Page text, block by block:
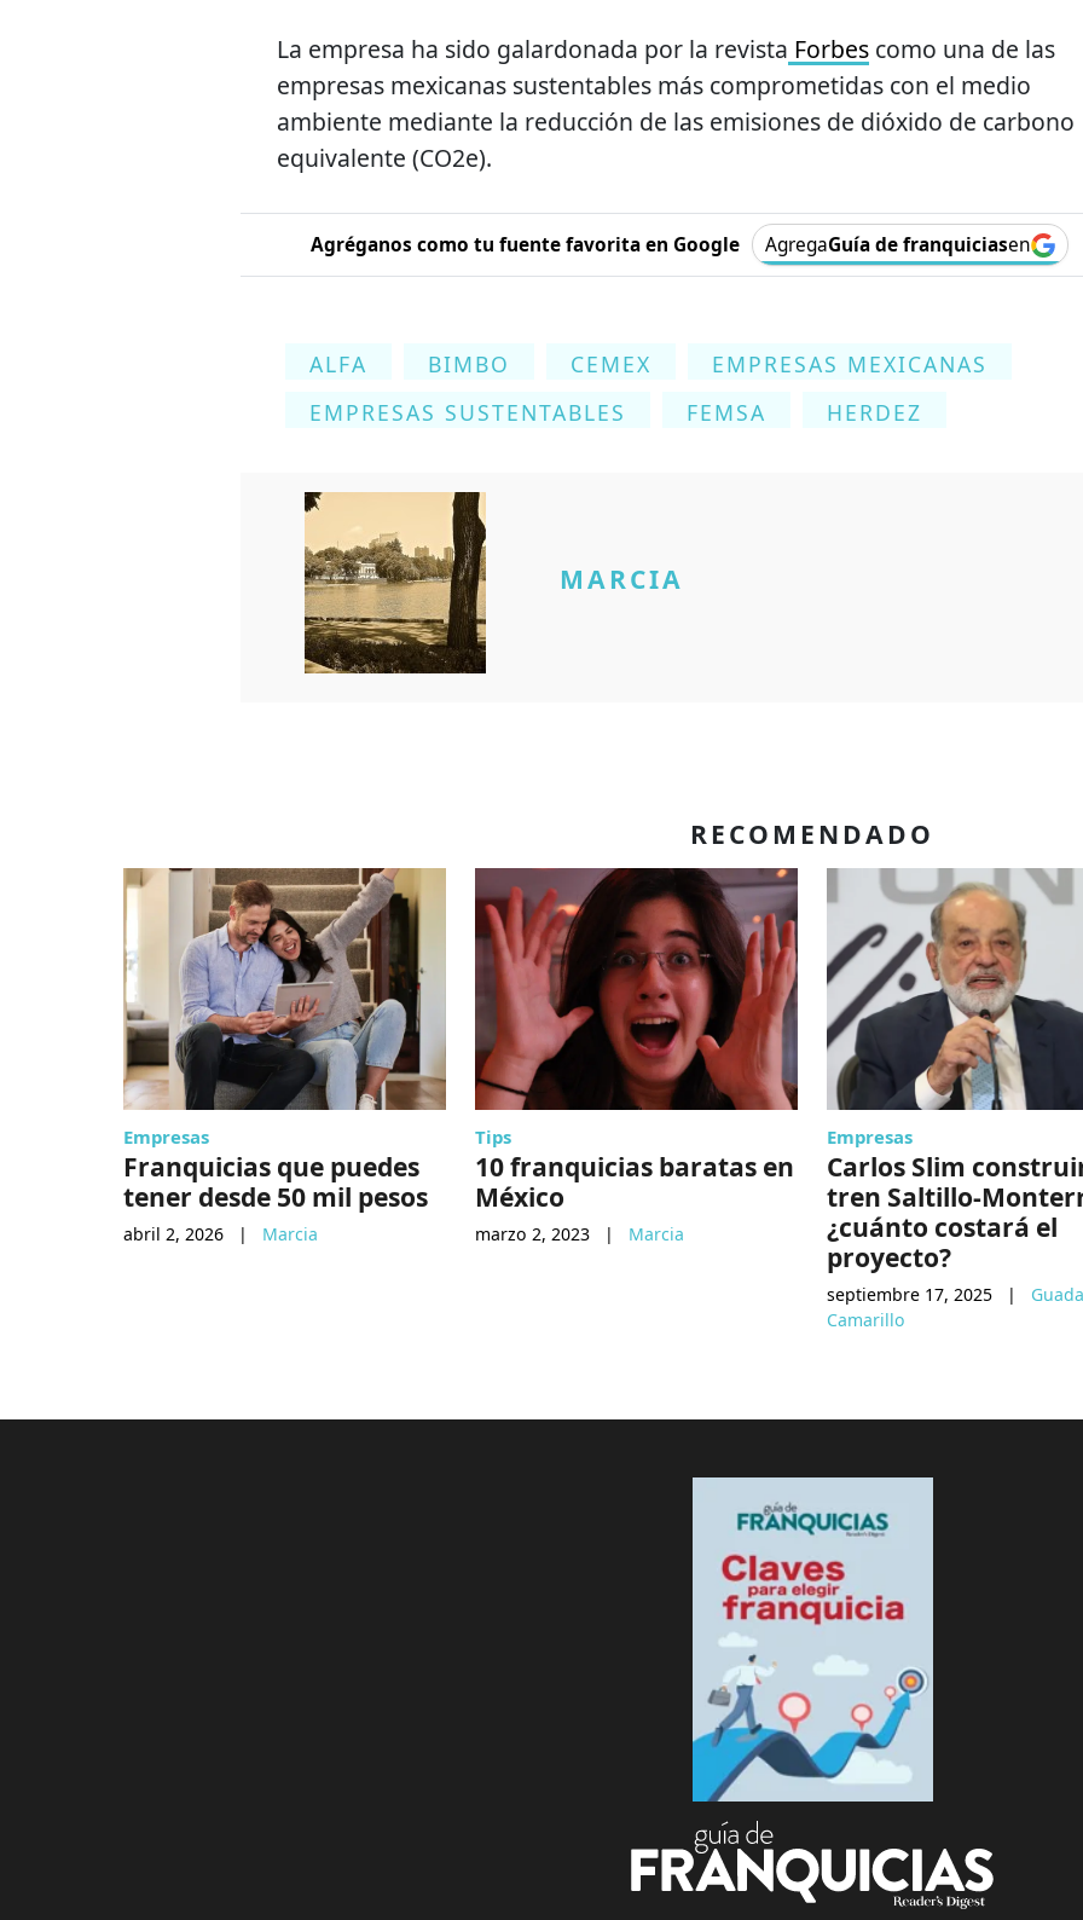
La empresa ha sido galardonada por la revista Forbes como una de las
empresas mexicanas sustentables más comprometidas con el medio
ambiente mediante la reducción de las emisiones de dióxido de carbono
equivalente (CO2e).
Agréganos como tu fuente favorita en Google AgregaGuía de franquiciasen
ALFA BIMBO CEMEX
EMPRESAS MEXICANAS
EMPRESAS SUSTENTABLES
FEMSA HERDEZ
MARCIA
RECOMENDADO
Empresas
Franquicias que puedes
tener desde 50 mil pesos
abril 2, 2026 | Marcia
Tips
10 franquicias baratas en
México
marzo 2, 2023 | Marcia
Empresas
Carlos Slim
tren Saltillo-
¿cuánto costará el
proyecto?
septiembre 17, 2025 |
Camarillo